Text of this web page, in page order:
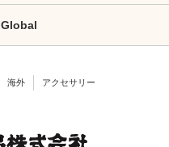
Global
海外 アクセサリー